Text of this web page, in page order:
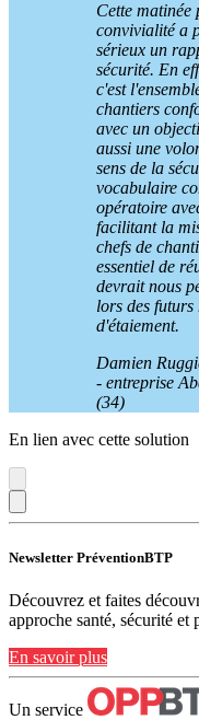
Cette matinée
convivialité a
sérieux un
sécurité. En
c'est
chantiers
avec un
aussi une
sens de la
vocabulaire
opératoire
facilitant la
chefs de
essentiel de
devrait nous
lors des futurs
d'étaiement.
Damien
- entreprise
(34)
En lien avec cette solution
Newsletter PréventionBTP
Découvrez et faites
approche santé, sécurité et
En savoir plus
Un service